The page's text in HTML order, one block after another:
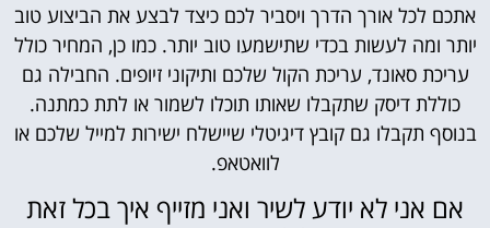
אתכם לכל אורך הדרך ויסביר לכם כיצד לבצע את הביצוע טוב
יותר ומה לעשות בכדי שתישמעו טוב יותר. כמו כן, המחיר כולל
עריכת סאונד, עריכת הקול שלכם ותיקוני זיופים. החבילה גם
כוללת דיסק שתקבלו שאותו תוכלו לשמור או לתת כמתנה.
בנוסף תקבלו גם קובץ דיגיטלי שיישלח ישירות למייל שלכם או
לוואטאפ.
אם אני לא יודע לשיר ואני מזייף איך בכל זאת